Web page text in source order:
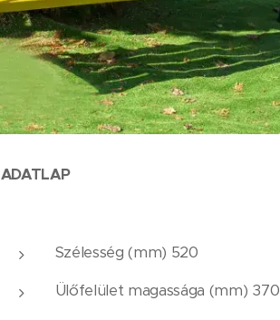
ADATLAP
Szélesség (mm) 520
Ülőfelület magassága (mm) 370